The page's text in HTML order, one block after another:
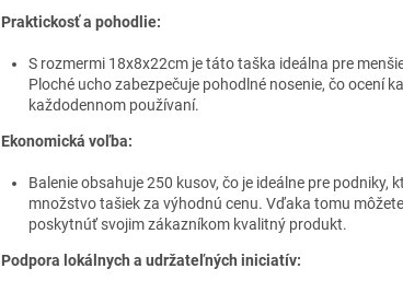
Praktickosť a pohodlie:
S rozmermi 18x8x22cm je táto taška ideálna pre
Ploché ucho zabezpečuje pohodlné nosenie, čo ocení
každodennom používaní.
Ekonomická voľba:
Balenie obsahuje 250 kusov, čo je ideálne pre podniky,
množstvo tašiek za výhodnú cenu. Vďaka tomu
poskytnúť svojim zákazníkom kvalitný produkt.
Podpora lokálnych a udržateľných iniciatív: